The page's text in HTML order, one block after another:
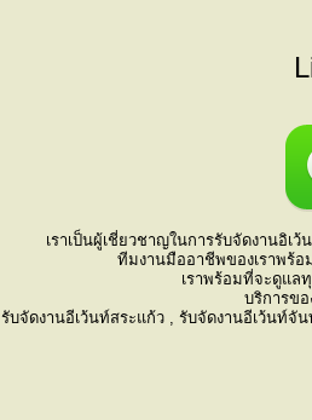
เราเป็นผู้เชี่ยวชาญในการรับจัดงานอิ
ทีมงานมืออาชีพของเราพร้อ
เราพร้อมที่จะดูแล
บริการข
รับจัดงานอีเว้นท์สระแก้ว , รับจัดงานอีเว้นท์จั